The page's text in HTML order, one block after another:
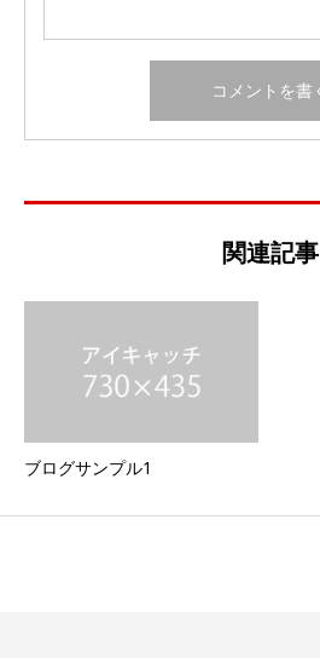
関連記事
ブログサンプル1